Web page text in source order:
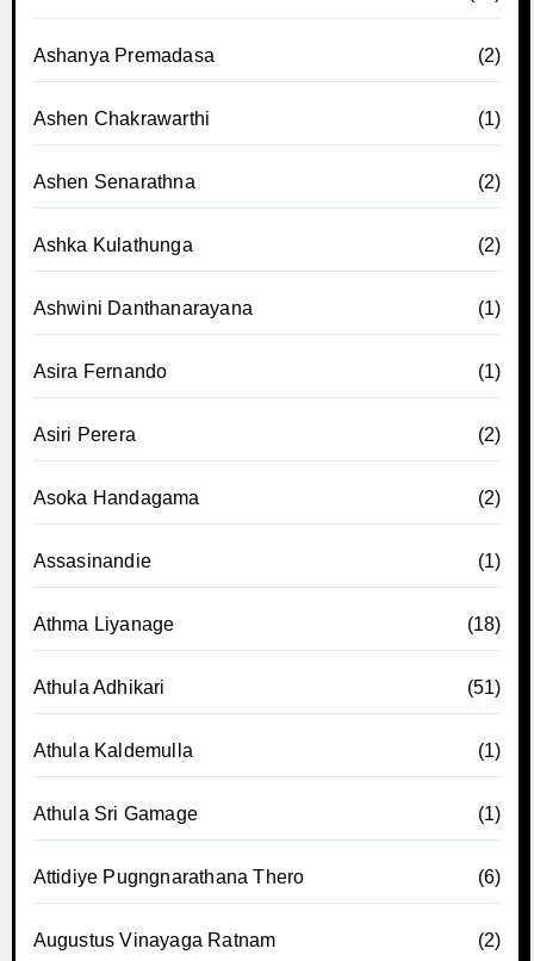
Ashanya Premadasa (2)
Ashen Chakrawarthi (1)
Ashen Senarathna (2)
Ashka Kulathunga (2)
Ashwini Danthanarayana (1)
Asira Fernando (1)
Asiri Perera (2)
Asoka Handagama (2)
Assasinandie (1)
Athma Liyanage (18)
Athula Adhikari (51)
Athula Kaldemulla (1)
Athula Sri Gamage (1)
Attidiye Pugngnarathana Thero (6)
Augustus Vinayaga Ratnam (2)